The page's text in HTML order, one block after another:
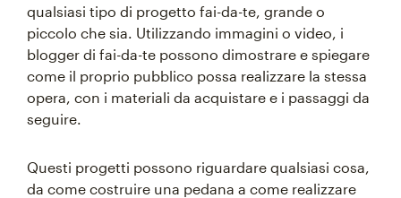
qualsiasi tipo di progetto fai-da-te, grande o
piccolo che sia. Utilizzando immagini o video, i
blogger di fai-da-te possono dimostrare e spiegare
come il proprio pubblico possa realizzare la stessa
opera, con i materiali da acquistare e i passaggi da
seguire.
Questi progetti possono riguardare qualsiasi cosa,
da come costruire una pedana a come realizzare